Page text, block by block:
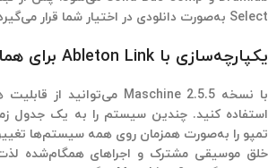
Select به‌صورت دانلودی در اختیار شما قرار می‌گیرد.
یکپارچه‌سازی با Ableton Link برای هماهنگی مطمئن
استفاده کنید. چندین سیستم را به یک جدول
تمپو را به‌صورت همزمان روی همه سیستم‌ها
خلق موسیقی مشترک و اجراهای همگام‌شده لذت